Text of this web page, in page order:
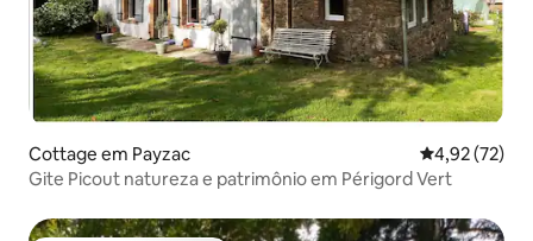
Cottage em Payzac Classificação
4,92 (72)
Gite Picout natureza e patrimônio em Périgord Vert